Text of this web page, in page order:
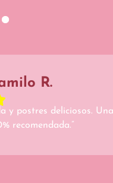
R.
y postres deliciosos. Una
recomendada.”